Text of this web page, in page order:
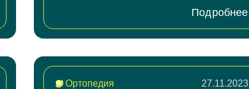
Подробнее
Ортопедия 27.11.2023